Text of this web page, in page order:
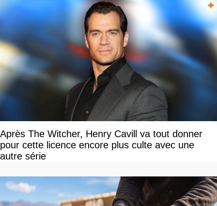
Après The Witcher, Henry Cavill va tout donner
pour cette licence encore plus culte avec une
autre série